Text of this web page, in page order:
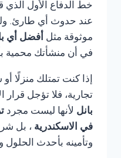
خط الدفاع الأول الذي
عند حدوث أي طارئ.
موثوقة مثل أفضل أي
في أن منشأتك
إذا كنت تمتلك منزلًا
تجارية، فلا تؤجل قرار
بانل لأنها ليست مجرد
في الاسكندرية ، بل
وتأمينه بأحدث الحلول